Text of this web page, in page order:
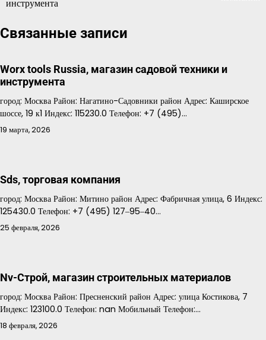
инструмента
Связанные записи
Worx tools Russia, магазин садовой техники и
инструмента
город: Москва Район: Нагатино-Садовники район Адрес: Каширское
шоссе, 19 к1 Индекс: 115230.0 Телефон: +7 (495)…
19 марта, 2026
Sds, торговая компания
город: Москва Район: Митино район Адрес: Фабричная улица, 6 Индекс:
125430.0 Телефон: +7 (495) 127‒95‒40…
25 февраля, 2026
Nv-Строй, магазин строительных материалов
город: Москва Район: Пресненский район Адрес: улица Костикова, 7
Индекс: 123100.0 Телефон: nan Мобильный Телефон:…
18 февраля, 2026